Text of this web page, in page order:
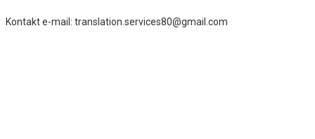
Kontakt e-mail: translation.services80@gmail.com